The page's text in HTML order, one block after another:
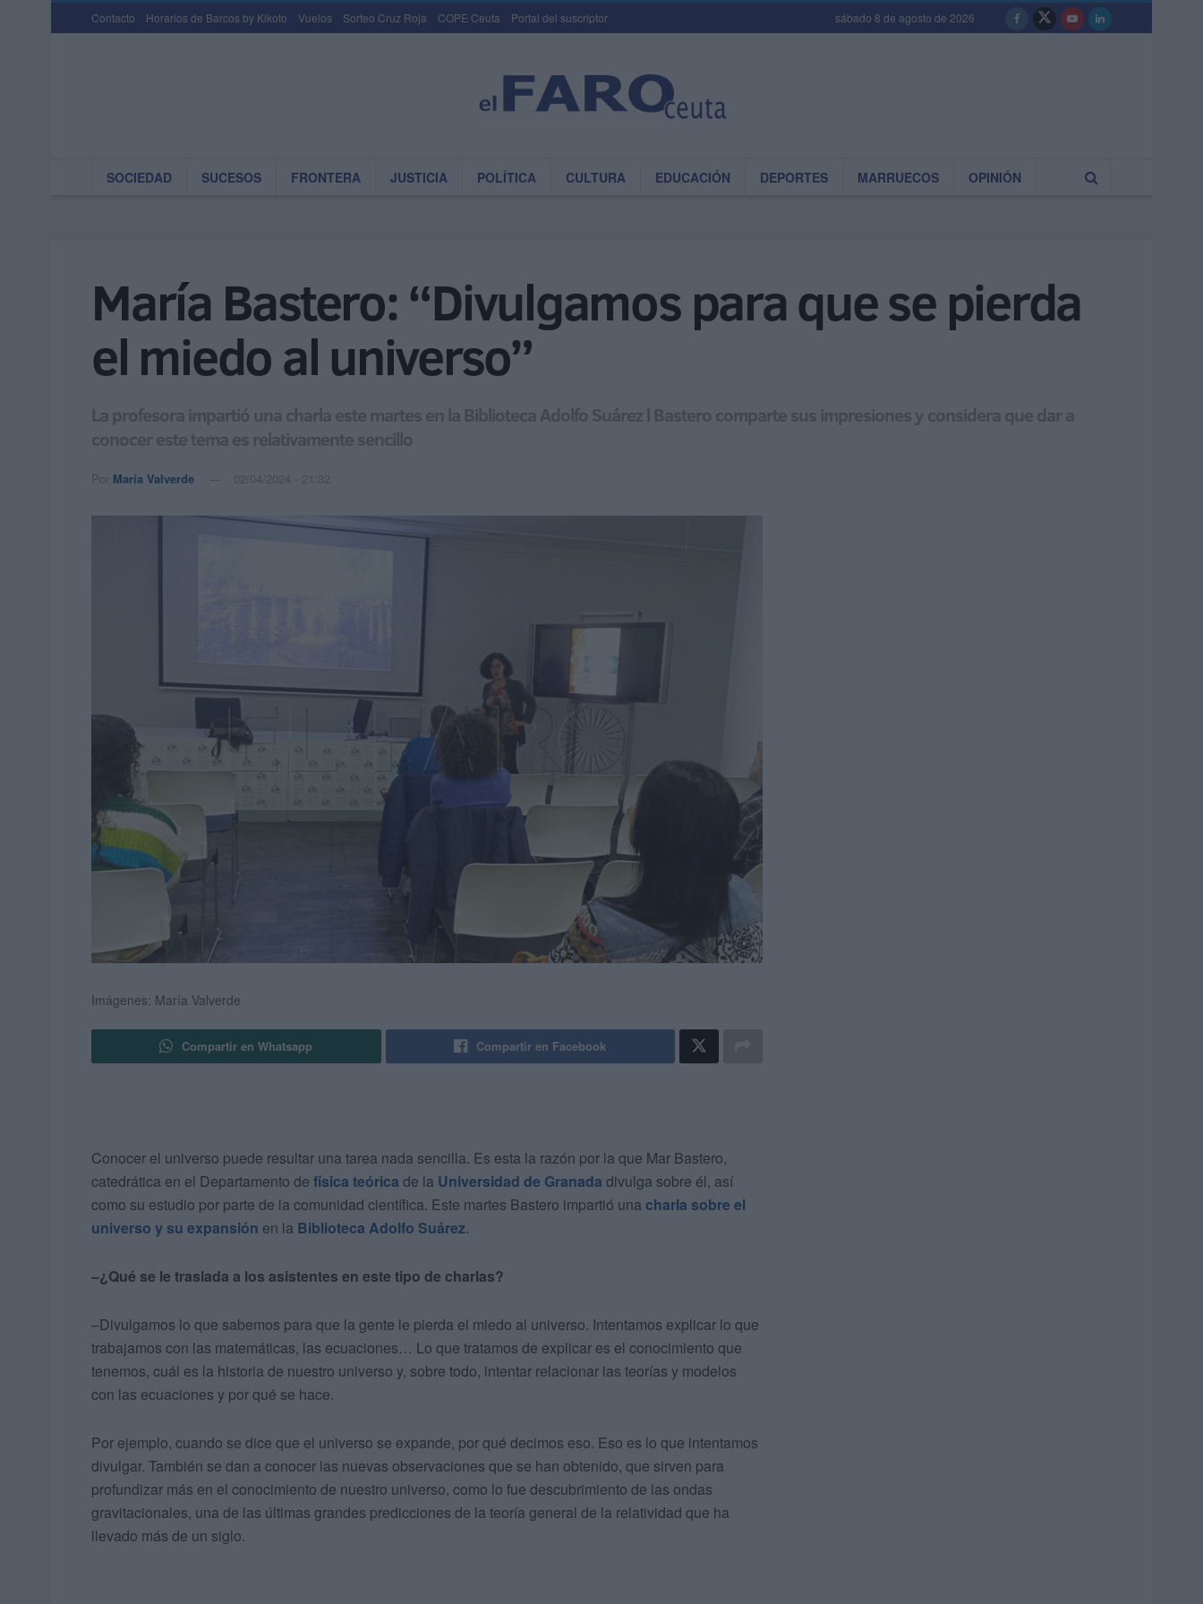
Contacto Horarios de Barcos by Kikoto Vuelos Sorteo Cruz Roja COPE Ceuta Portal del suscriptor sábado 8 de agosto de 2026
SOCIEDAD SUCESOS FRONTERA JUSTICIA POLÍTICA CULTURA EDUCACIÓN DEPORTES MARRUECOS OPINIÓN
María Bastero: “Divulgamos para que se pierda
el miedo al universo”
La profesora impartió una charla este martes en la Biblioteca Adolfo Suárez l Bastero comparte sus impresiones y considera que dar a
conocer este tema es relativamente sencillo
Por María Valverde 02/04/2024 - 21:32
Imágenes: María Valverde
Compartir en Whatsapp Compartir en Facebook
Conocer el universo puede resultar una tarea nada sencilla. Es esta la razón por la que Mar Bastero,
catedrática en el Departamento de física teórica de la Universidad de Granada divulga sobre él, así
como su estudio por parte de la comunidad científica. Este martes Bastero impartió una charla sobre el
universo y su expansión en la Biblioteca Adolfo Suárez.
–¿Qué se le traslada a los asistentes en este tipo de charlas?
–Divulgamos lo que sabemos para que la gente le pierda el miedo al universo. Intentamos explicar lo que
trabajamos con las matemáticas, las ecuaciones… Lo que tratamos de explicar es el conocimiento que
tenemos, cuál es la historia de nuestro universo y, sobre todo, intentar relacionar las teorías y modelos
con las ecuaciones y por qué se hace.
Por ejemplo, cuando se dice que el universo se expande, por qué decimos eso. Eso es lo que intentamos
divulgar. También se dan a conocer las nuevas observaciones que se han obtenido, que sirven para
profundizar más en el conocimiento de nuestro universo, como lo fue descubrimiento de las ondas
gravitacionales, una de las últimas grandes predicciones de la teoría general de la relatividad que ha
llevado más de un siglo.